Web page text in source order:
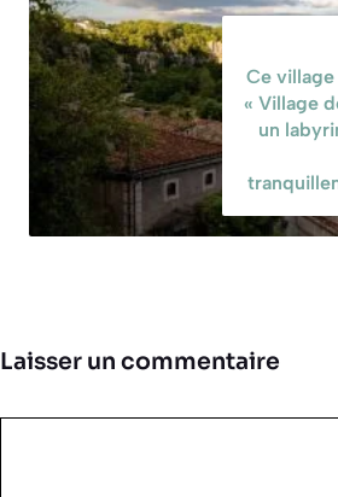
Ce
« Village
un
Laisser un commentaire